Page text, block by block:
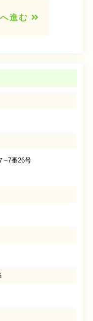
進む
−7番26号